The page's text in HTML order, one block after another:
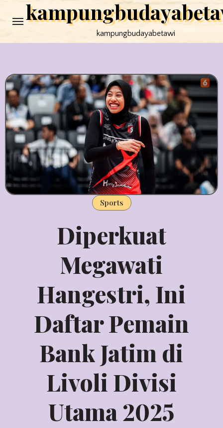
to
kampungbudayabetawi
Sports
Diperkuat
Megawati
Hangestri, Ini
Daftar Pemain
Bank Jatim di
Livoli Divisi
Utama 2025